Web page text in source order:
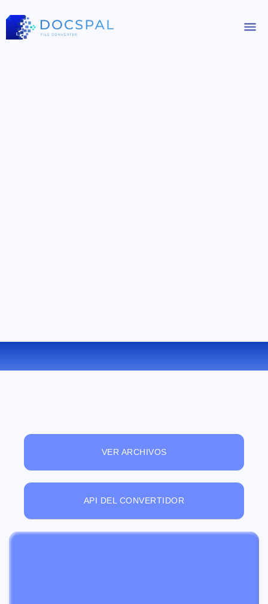
CONVERTIR MPEG A MP4 ONLINE
VER ARCHIVOS
API DEL CONVERTIDOR